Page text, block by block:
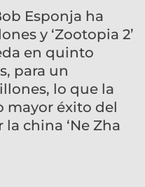
Esponja ha
y ‘Zootopia 2’
en quinto
para un
lo que la
mayor éxito del
china ‘Ne Zha